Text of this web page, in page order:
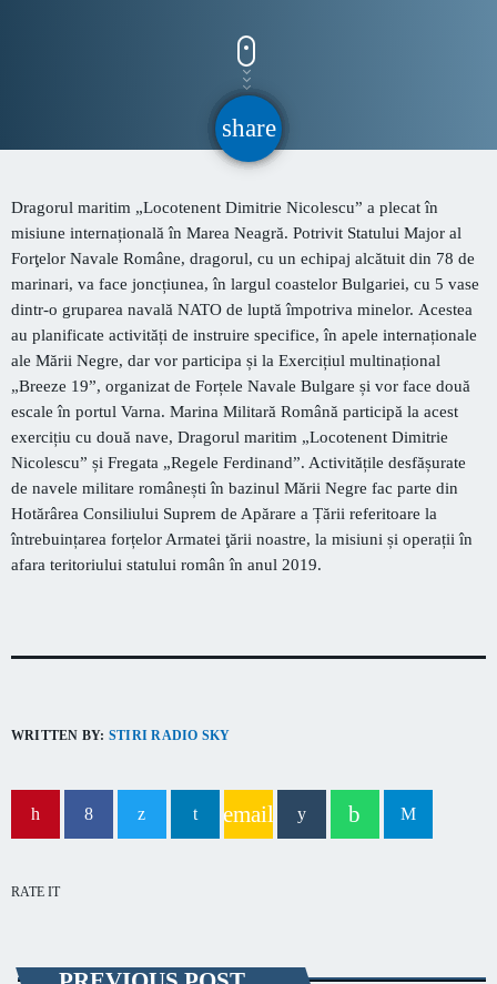
INFORMATII UTILE
PRIMER, solicită Guvernului României ca producătorii
strategici
Sunetul viitorului rescrie istoria muzicii în stil ART
NOUVEAU
Destinația Mamaia-Constanța devine capitala vizuală a
litoralului
Inaugurarea Centrului de îngrijire a persoanelor cu
afecțiuni Alzheimer – UAMS Agigea
Luna august transformă Constanța și stațiunea Mamaia în
capitala verii din România
share
email
Dragorul maritim „Locotenent Dimitrie Nicolescu” a plecat în
misiune internațională în Marea Neagră. Potrivit Statului Major al
Forţelor Navale Române, dragorul, cu un echipaj alcătuit din 78 de
marinari, va face joncțiunea, în largul coastelor Bulgariei, cu 5 vase
dintr-o gruparea navală NATO de luptă împotriva minelor. Acestea
au planificate activități de instruire specifice, în apele internaționale
ale Mării Negre, dar vor participa și la Exercițiul multinațional
„Breeze 19”, organizat de Forțele Navale Bulgare și vor face două
escale în portul Varna. Marina Militară Română participă la acest
exercițiu cu două nave, Dragorul maritim „Locotenent Dimitrie
Nicolescu” și Fregata „Regele Ferdinand”. Activitățile desfășurate
de navele militare românești în bazinul Mării Negre fac parte din
Hotărârea Consiliului Suprem de Apărare a Țării referitoare la
întrebuințarea forțelor Armatei ţării noastre, la misiuni și operații în
afara teritoriului statului român în anul 2019.
WRITTEN BY: STIRI RADIO SKY
email
RATE IT